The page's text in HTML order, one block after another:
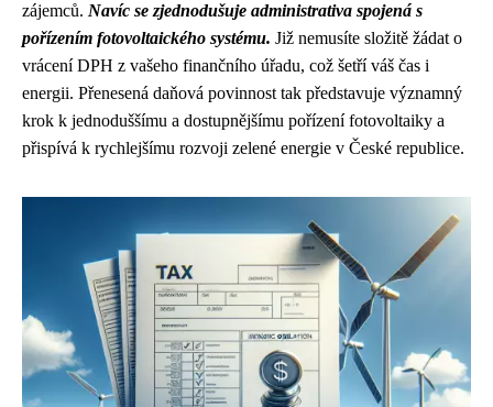
zájemců. Navíc se zjednodušuje administrativa spojená s
pořízením fotovoltaického systému. Již nemusíte složitě žádat o
vrácení DPH z vašeho finančního úřadu, což šetří váš čas i
energii. Přenesená daňová povinnost tak představuje významný
krok k jednoduššímu a dostupnějšímu pořízení fotovoltaiky a
přispívá k rychlejšímu rozvoji zelené energie v České republice.